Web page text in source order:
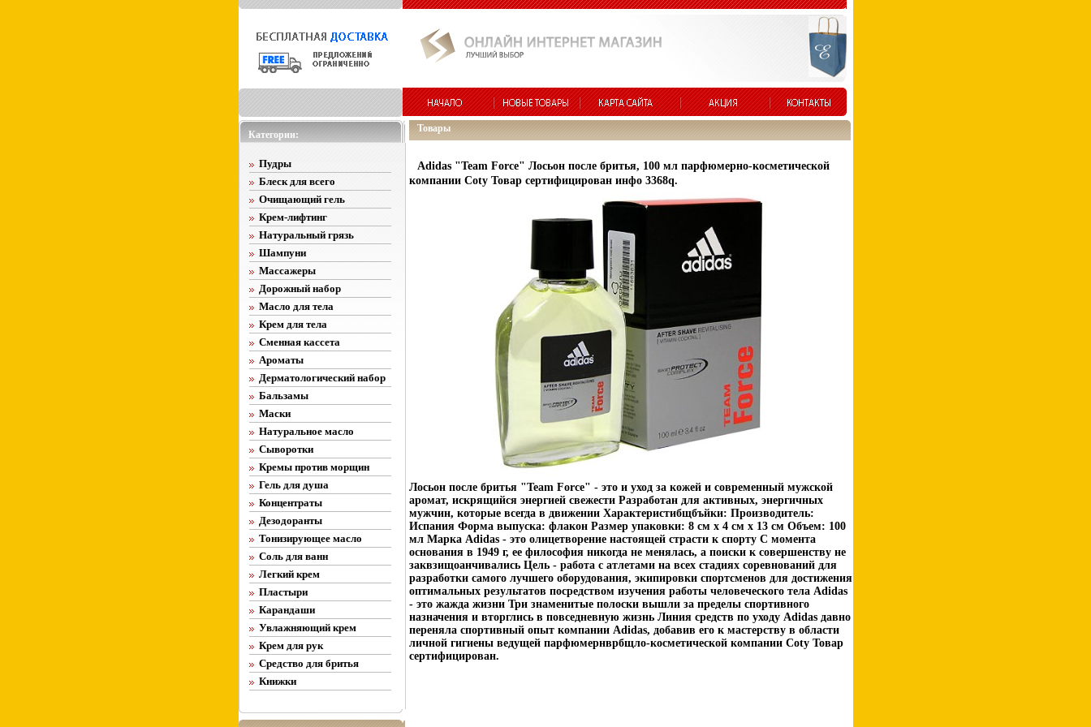
Категории:
Пудры
Блеск для всего
Очищающий гель
Крем-лифтинг
Натуральный грязь
Шампуни
Массажеры
Дорожный набор
Масло для тела
Крем для тела
Сменная кассета
Ароматы
Дерматологический набор
Бальзамы
Маски
Натуральное масло
Сыворотки
Кремы против морщин
Гель для душа
Концентраты
Дезодоранты
Тонизирующее масло
Соль для ванн
Легкий крем
Пластыри
Карандаши
Увлажняющий крем
Крем для рук
Средство для бритья
Книжки
Товары
Adidas "Team Force" Лосьон после бритья, 100 мл парфюмерно-косметической
компании Coty Товар сертифицирован инфо 3368q.
Лосьон после бритья "Team Force" - это и уход за кожей и современный мужской
аромат, искрящийся энергией свежести Разработан для активных, энергичных
мужчин, которые всегда в движении Характеристибщбъйки: Производитель:
Испания Форма выпуска: флакон Размер упаковки: 8 см х 4 см х 13 см Объем: 100
мл Марка Adidas - это олицетворение настоящей страсти к спорту С момента
основания в 1949 г, ее философия никогда не менялась, а поиски к совершенству не
заквзищоанчивались Цель - работа с атлетами на всех стадиях соревнований для
разработки самого лучшего оборудования, экипировки спортсменов для достижения
оптимальных результатов посредством изучения работы человеческого тела Adidas
- это жажда жизни Три знаменитые полоски вышли за пределы спортивного
назначения и вторглись в повседневную жизнь Линия средств по уходу Adidas давно
переняла спортивный опыт компании Adidas, добавив его к мастерству в области
личной гигиены ведущей парфюмернврбщло-косметической компании Coty Товар
сертифицирован.